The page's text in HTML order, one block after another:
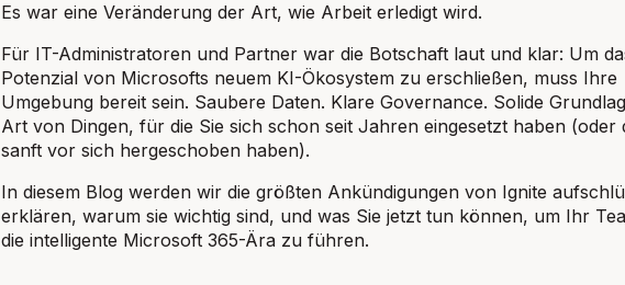
Es war eine Veränderung der Art, wie Arbeit erledigt wird.
Für IT-Administratoren und Partner war die Botschaft laut und klar: Um
Potenzial von Microsofts neuem KI-Ökosystem zu erschließen, muss Ihre
Umgebung bereit sein. Saubere Daten. Klare Governance. Solide
Art von Dingen, für die Sie sich schon seit Jahren eingesetzt haben (oder
sanft vor sich hergeschoben haben).
In diesem Blog werden wir die größten Ankündigungen von Ignite
erklären, warum sie wichtig sind, und was Sie jetzt tun können, um Ihr
die intelligente Microsoft 365-Ära zu führen.